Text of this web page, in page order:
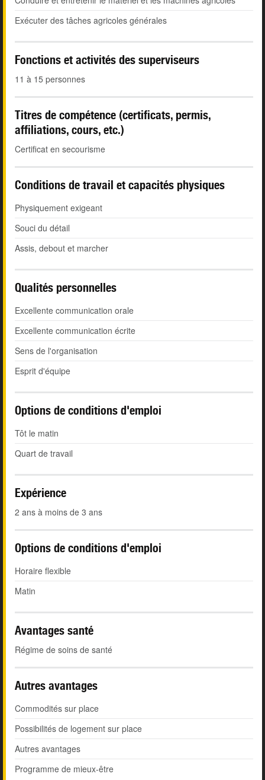
Exécuter des tâches agricoles générales
Fonctions et activités des superviseurs
11 à 15 personnes
Titres de compétence (certificats, permis,
affiliations, cours, etc.)
Certificat en secourisme
Conditions de travail et capacités physiques
Physiquement exigeant
Souci du détail
Assis, debout et marcher
Qualités personnelles
Excellente communication orale
Excellente communication écrite
Sens de l'organisation
Esprit d'équipe
Options de conditions d'emploi
Tôt le matin
Quart de travail
Expérience
2 ans à moins de 3 ans
Options de conditions d'emploi
Horaire flexible
Matin
Avantages santé
Régime de soins de santé
Autres avantages
Commodités sur place
Possibilités de logement sur place
Autres avantages
Programme de mieux-être